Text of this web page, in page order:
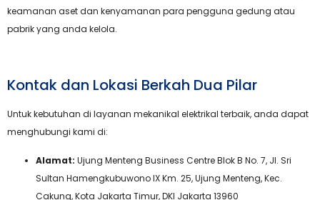
keamanan aset dan kenyamanan para pengguna gedung atau
pabrik yang anda kelola.
Kontak dan Lokasi Berkah Dua Pilar
Untuk kebutuhan di layanan mekanikal elektrikal terbaik, anda dapat
menghubungi kami di:
Alamat: Ujung Menteng Business Centre Blok B No. 7, Jl. Sri
Sultan Hamengkubuwono IX Km. 25, Ujung Menteng, Kec.
Cakung, Kota Jakarta Timur, DKI Jakarta 13960